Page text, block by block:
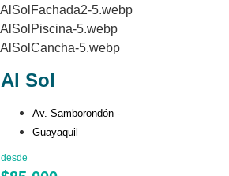
Al Sol
Av. Samborondón -
Guayaquil
desde